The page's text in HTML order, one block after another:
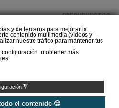
y de terceros para mejorar la
contenido multimedia (vídeos y
nuestro tráfico para mantener tus
configuración u obtener más
◮
el contenido 😊
PRESUPUESTOS